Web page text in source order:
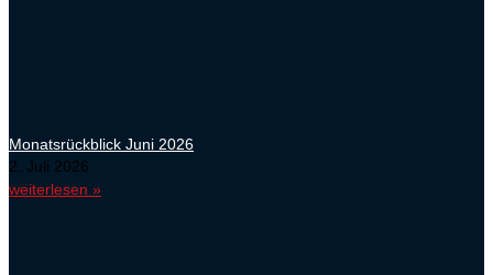
Monatsrückblick Juni 2026
2. Juli 2026
weiterlesen »